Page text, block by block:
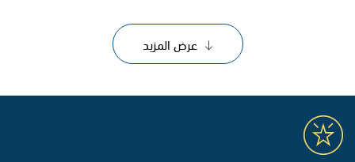
عرض المزيد